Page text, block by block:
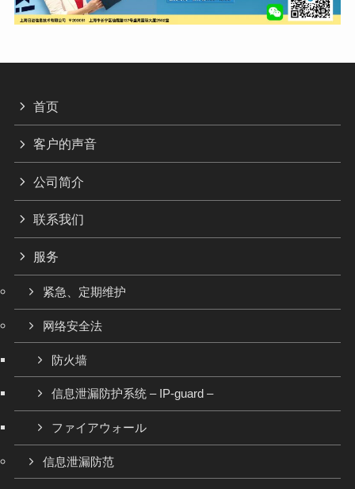
首页
客户的声音
公司简介
联系我们
服务
紧急、定期维护
网络安全法
防火墙
信息泄漏防护系统 – IP-guard –
ファイアウォール
信息泄漏防范